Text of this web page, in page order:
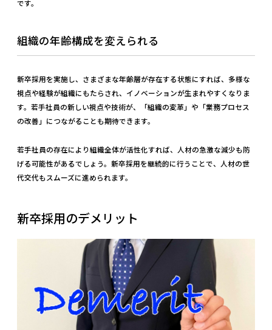
です。
組織の年齢構成を変えられる
新卒採用を実施し、さまざまな年齢層が存在する状態にすれば、多様な
視点や経験が組織にもたらされ、イノベーションが生まれやすくなりま
す。若手社員の新しい視点や技術が、「組織の変革」や「業務プロセス
の改善」につながることも期待できます。
若手社員の存在により組織全体が活性化すれば、人材の急激な減少も防
げる可能性があるでしょう。新卒採用を継続的に行うことで、人材の世
代交代もスムーズに進められます。
新卒採用のデメリット